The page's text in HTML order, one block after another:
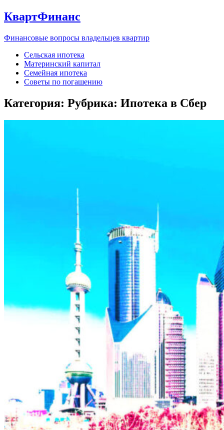
КвартФинанс
Финансовые вопросы владельцев квартир
Сельская ипотека
Материнский капитал
Семейная ипотека
Советы по погашению
Категория: Рубрика: Ипотека в Сбер